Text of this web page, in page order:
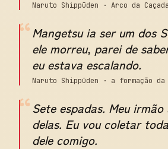
Naruto Shippūden · Arco da
“Mangetsu ia ser um dos
ele morreu, parei de
eu estava escalando.
Naruto Shippūden · a formação da
“Sete espadas. Meu irmão
delas. Eu vou coletar
dele comigo.